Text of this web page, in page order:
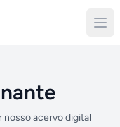
nosso acervo digital